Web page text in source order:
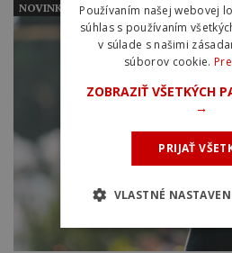
NOVINKY
Používaním našej webovej
súhlas s používaním
v súlade s našimi
súborov cookie.
ZOBRAZIŤ VŠETKÝCH
→
PRIJAŤ
VLASTNÉ